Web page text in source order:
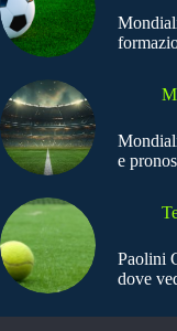
e
Paolini
dove